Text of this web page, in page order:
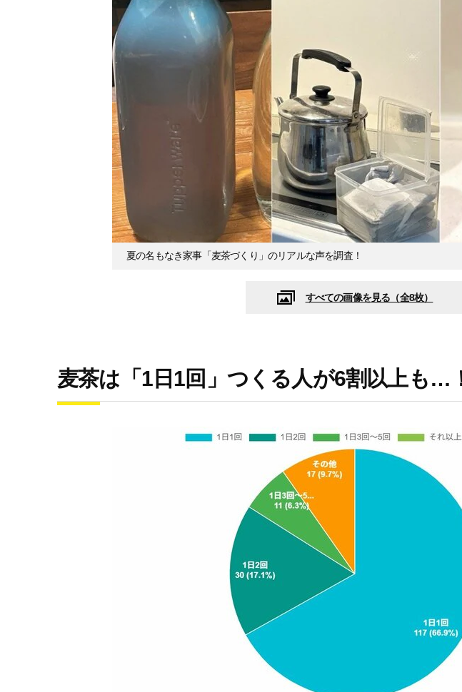
夏の名もなき家事「麦茶づくり」のリアルな声を調査！
すべての画像を見る（全8枚）
麦茶は「1日1回」つくる人が6割以上も…